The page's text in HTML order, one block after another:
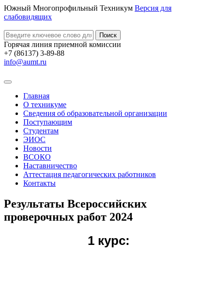
Южный Многопрофильный Техникум Версия для
слабовидящих
Поиск
Горячая линия приемной комиссии
+7 (86137) 3-89-88
info@aumt.ru
Главная
О техникуме
Сведения об образовательной организации
Поступающим
Студентам
ЭИОС
Новости
ВСОКО
Наставничество
Аттестация педагогических работников
Контакты
Результаты Всероссийских
проверочных работ 2024
1 курс: